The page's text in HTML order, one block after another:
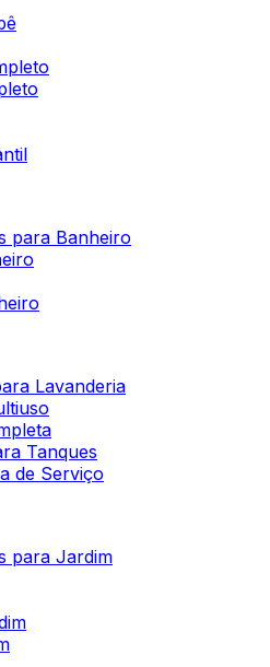
para Banheiro
Lavanderia
Tanques
de Serviço
para Jardim